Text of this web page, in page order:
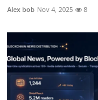
Alex bob Nov 4, 2025 8